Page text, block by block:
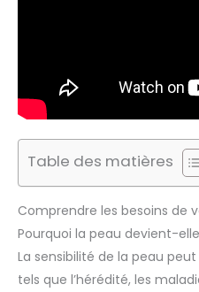
Table des matières
Comprendre les besoins de
Pourquoi la peau devient-
La sensibilité de la peau
tels que l’hérédité, les